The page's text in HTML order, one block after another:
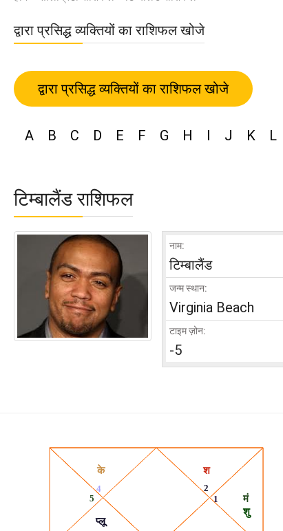
द्वारा प्रसिद्ध व्यक्तियों का राशिफल खोजे
द्वारा प्रसिद्ध व्यक्तियों का राशिफल खोजे
A B C D E F G H I J K L
टिम्बालैंड राशिफल
नाम:
टिम्बालैंड
जन्म स्थान:
Virginia Beach
टाइम ज़ोन:
-5